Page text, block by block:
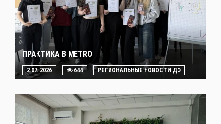
ПРАКТИКА В METRO
2.07. 2026 644 РЕГИОНАЛЬНЫЕ НОВОСТИ ДЭ